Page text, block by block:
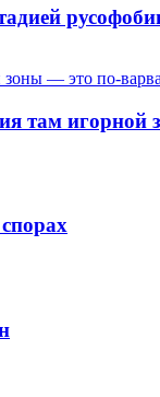
там игорной